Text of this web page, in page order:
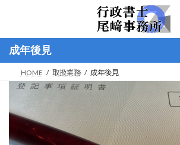
ン
へ
ー
ョ
成年後見
HOME 取扱業務 成年後見